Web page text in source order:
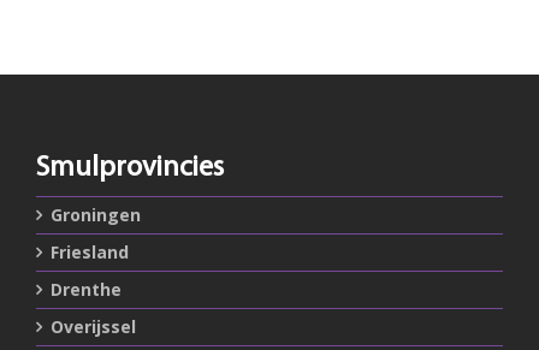
Smulprovincies
Groningen
Friesland
Drenthe
Overijssel